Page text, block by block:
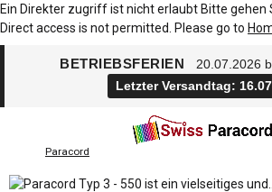
Ein Direkter zugriff ist nicht erlaubt Bitte gehen
Direct access is not permitted. Please go to
BETRIEBSFERIEN
20.07.2026
Letzter Versandtag:
Paracord